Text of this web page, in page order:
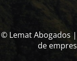
© Lemat Abogados
de